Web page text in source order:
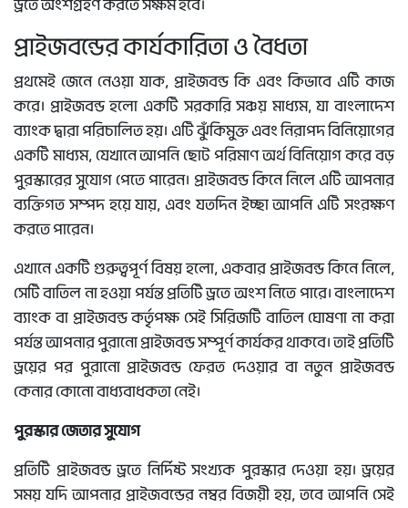
ড্রতে অংশগ্রহণ করতে সক্ষম হবে।
প্রাইজবন্ডের কার্যকারিতা ও বৈধতা
প্রথমেই জেনে নেওয়া যাক, প্রাইজবন্ড কি এবং কিভাবে এটি কাজ
করে। প্রাইজবন্ড হলো একটি সরকারি সঞ্চয় মাধ্যম, যা বাংলাদেশ
ব্যাংক দ্বারা পরিচালিত হয়। এটি ঝুঁকিমুক্ত এবং নিরাপদ বিনিয়োগের
একটি মাধ্যম, যেখানে আপনি ছোট পরিমাণ অর্থ বিনিয়োগ করে বড়
পুরস্কারের সুযোগ পেতে পারেন। প্রাইজবন্ড কিনে নিলে এটি আপনার
ব্যক্তিগত সম্পদ হয়ে যায়, এবং যতদিন ইচ্ছা আপনি এটি সংরক্ষণ
করতে পারেন।
এখানে একটি গুরুত্বপূর্ণ বিষয় হলো, একবার প্রাইজবন্ড কিনে নিলে,
সেটি বাতিল না হওয়া পর্যন্ত প্রতিটি ড্রতে অংশ নিতে পারে। বাংলাদেশ
ব্যাংক বা প্রাইজবন্ড কর্তৃপক্ষ সেই সিরিজটি বাতিল ঘোষণা না করা
পর্যন্ত আপনার পুরানো প্রাইজবন্ড সম্পূর্ণ কার্যকর থাকবে। তাই প্রতিটি
ড্রয়ের পর পুরানো প্রাইজবন্ড ফেরত দেওয়ার বা নতুন প্রাইজবন্ড
কেনার কোনো বাধ্যবাধকতা নেই।
পুরস্কার জেতার সুযোগ
প্রতিটি প্রাইজবন্ড ড্রতে নির্দিষ্ট সংখ্যক পুরস্কার দেওয়া হয়। ড্রয়ের
সময় যদি আপনার প্রাইজবন্ডের নম্বর বিজয়ী হয়, তবে আপনি সেই